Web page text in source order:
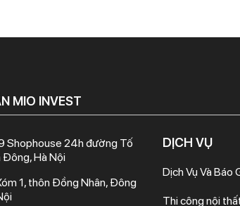
MIO INVEST
Shophouse 24h đường Tố
Đông, Hà Nội
1, thôn Đồng Nhân, Đông
DỊCH VỤ
Dịch Vụ Và Báo
Thi công nội